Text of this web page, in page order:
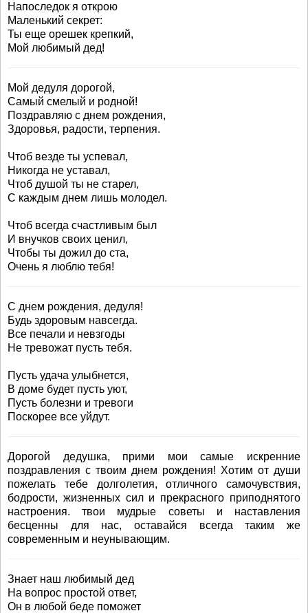
Напоследок я открою
Маленький секрет:
Ты еще орешек крепкий,
Мой любимый дед!
Мой дедуля дорогой,
Самый смелый и родной!
Поздравляю с днем рождения,
Здоровья, радости, терпения.
Чтоб везде ты успевал,
Никогда не уставал,
Чтоб душой ты не старел,
С каждым днем лишь молодел.
Чтоб всегда счастливым был
И внучков своих ценил,
Чтобы ты дожил до ста,
Очень я люблю тебя!
С днем рождения, дедуля!
Будь здоровым навсегда.
Все печали и невзгоды
Не тревожат пусть тебя.
Пусть удача улыбнется,
В доме будет пусть уют,
Пусть болезни и тревоги
Поскорее все уйдут.
Дорогой дедушка, прими мои самые искренние
поздравления с твоим днем рождения! Хотим от души
пожелать тебе долголетия, отличного самочувствия,
бодрости, жизненных сил и прекрасного приподнятого
настроения. твои мудрые советы и наставления
бесценны для нас, оставайся всегда таким же
современным и неунывающим.
Знает наш любимый дед
На вопрос простой ответ,
Он в любой беде поможет